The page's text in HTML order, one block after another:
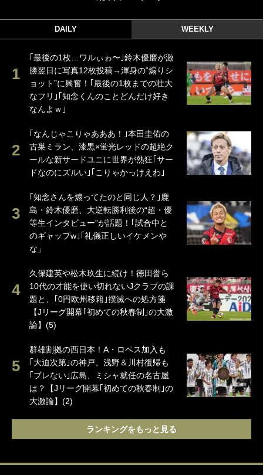
DAILY WEEKLY
｢最後の1枚…ワルぃゎ〜｣鈴木優磨が激
勝翌日に写真12枚投稿→渾身の“煽りシ
ョット”に興奮！｢最後の1枚までの壮大
なフリ｣｢知念くんのことどんだけ好き
なんよｗ｣
｢なんじゃこりゃあああ！｣本田圭佑の
古巣ミラン、漆黒×蛍光レッドの超絶ク
ールな新サードユニに世界が熱狂｢サー
ドなのにズルい｣｢こりゃかっけえわ｣
｢知念さんを煽ってたのと同じ人？｣鹿
島・鈴木優磨、大逆転勝利後の“超・優
等生インタビュー”が話題！｢試合中と
のギャップw｣｢礼儀正しいイケメンや
な」
久保建英や松木玖生に続け！徳田誉ら
10代の才能を使い切れないJクラブの課
題と、｢0円欧州移籍｣撲滅への処方箋
【Jリーグ開幕｢初めての秋春制｣の大激
論】(5)
群雄割拠の西日本！A・ロペス加入も
｢大迫次第｣の神戸、浅野＆川村復帰も
｢ブレない｣広島、ミシャ就任の名古屋
は？【Jリーグ開幕｢初めての秋春制｣の
大激論】(2)
ランキングをもっと見る